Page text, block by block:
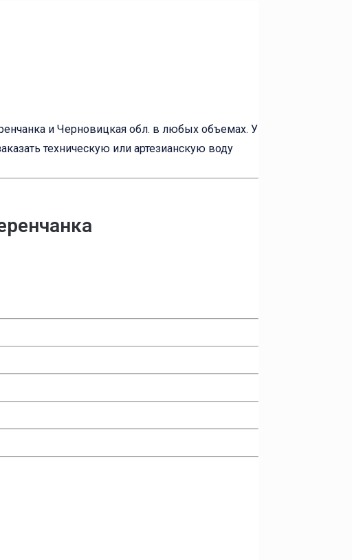
и Черновицкая обл. в любых объемах. У
техническую или артезианскую воду